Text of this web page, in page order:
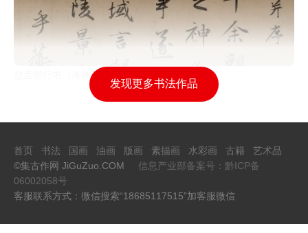
赵孟頫行书《洛神赋》全卷
发现更多书法作品
首页 书法 国画 油画 版画 素描画 水彩画 古籍
艺术品
©集古作网 JiGuZuo.COM
信息产业部备案号：黔ICP备
06002058号
客服联系方式：微信搜索“18685117515”加客服微信